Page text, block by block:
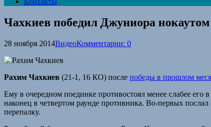
Чахкиев победил Джуниора
28 ноября 2014ВидеоКомментарии: 0
Рахим Чахкиев (21-1, 16 КО) после победы в прошлом
Ему в очередном поединке противостоял менее слабее его
наконец в четвертом раунде противника. Во-первых
перепалку.